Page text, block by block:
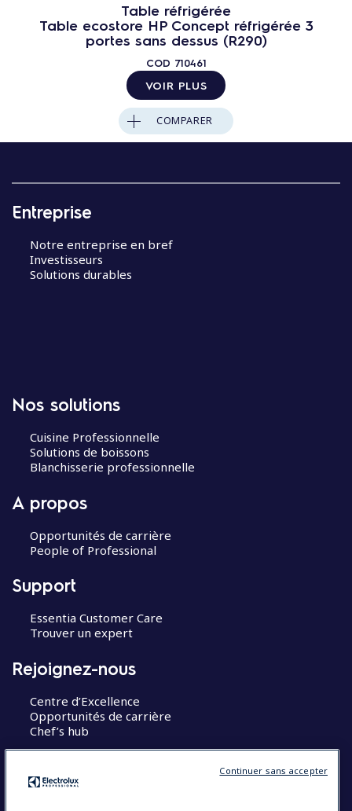
Table réfrigérée
Table ecostore HP Concept réfrigérée 3
portes sans dessus (R290)
COD 710461
VOIR PLUS
COMPARER
Entreprise
Notre entreprise en bref
Investisseurs
Solutions durables
Nos solutions
Cuisine Professionnelle
Solutions de boissons
Blanchisserie professionnelle
A propos
Opportunités de carrière
People of Professional
Support
Essentia Customer Care
Trouver un expert
Rejoignez-nous
Centre d’Excellence
Opportunités de carrière
Chef’s hub
Continuer sans accepter